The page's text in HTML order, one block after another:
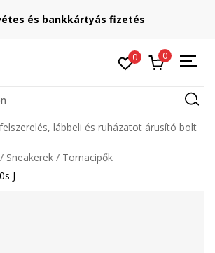
és bankkártyás fizetés
0 0
lábbeli és ruházatot árusító bolt
Sneakerek
Tornacipők
J